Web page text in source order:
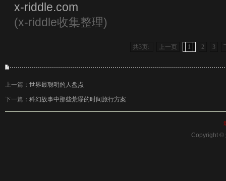
x-riddle.com
(x-riddle收集整理)
共3页: 上一页 1 2 3
上一篇： 世界最聪明的人盘点
下一篇： 科幻故事中那些荒谬的时间旅行方案
Copyright